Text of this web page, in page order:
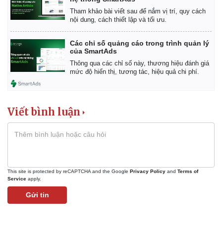
Tham khảo bài viết sau để nắm vị trí, quy cách
nội dung, cách thiết lập và tối ưu.
Các chỉ số quảng cáo trong trình quản lý
của SmartAds
Thông qua các chỉ số này, thương hiệu đánh giá
mức độ hiển thị, tương tác, hiệu quả chi phí.
Viết bình luận
This site is protected by reCAPTCHA and the Google Privacy Policy and Terms of
Service apply.
Gửi tin